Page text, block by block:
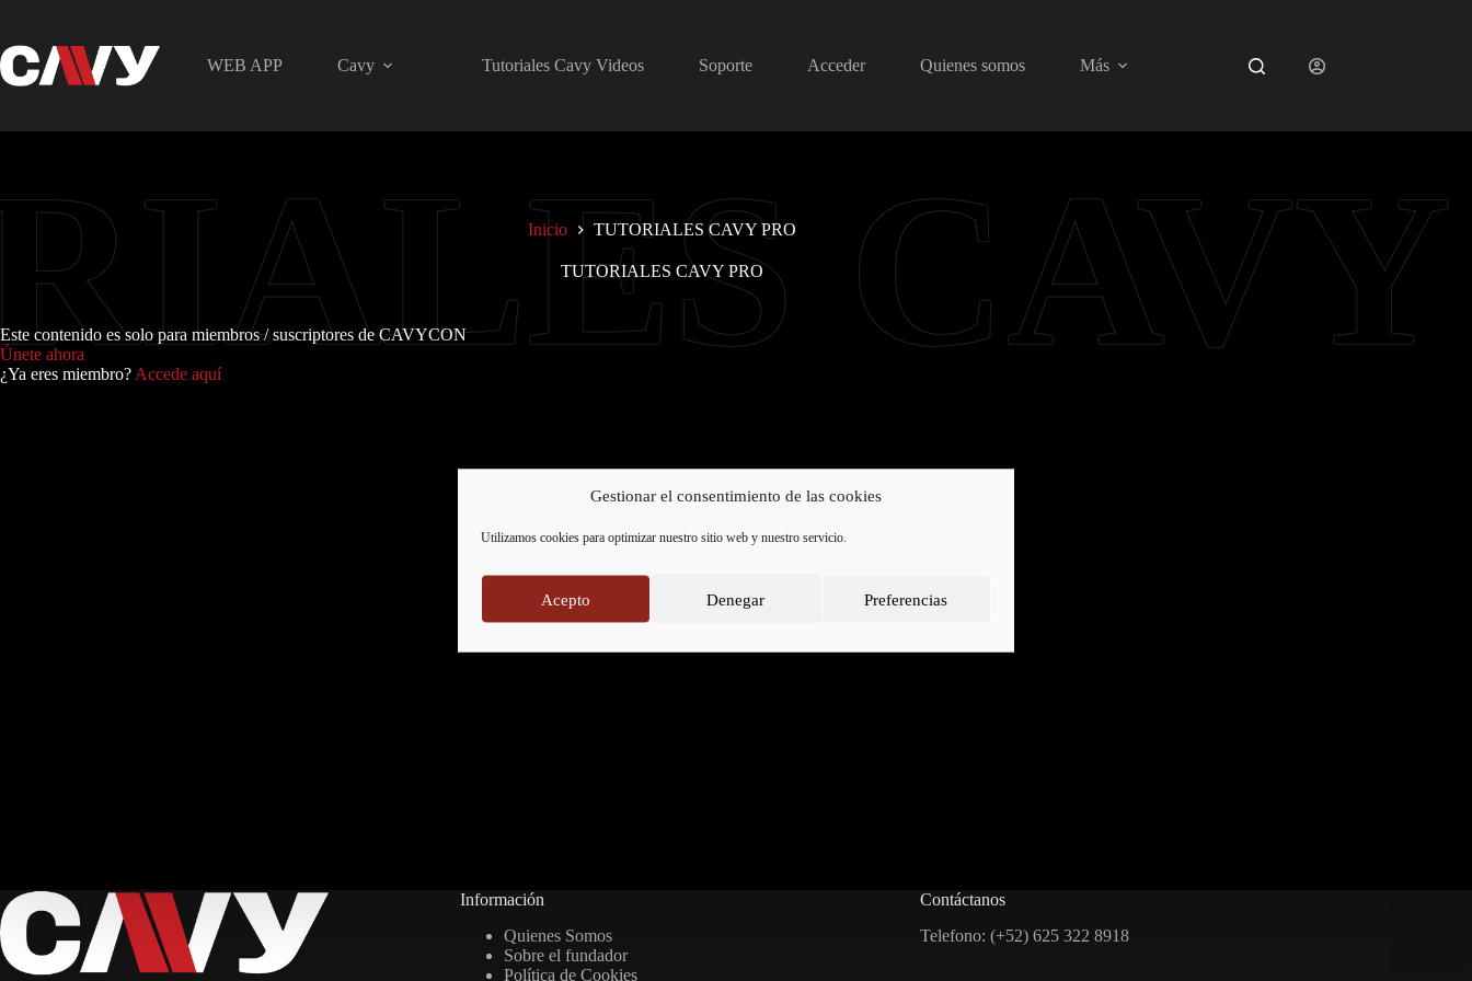
Gestionar el consentimiento de las cookies
Utilizamos cookies para optimizar nuestro sitio web y nuestro servicio.
Acepto Denegar Preferencias
contenido
WEB APP
Cavy Tutoriales Cavy Videos Soporte Acceder Quienes somos Más
Inicio TUTORIALES CAVY PRO
TUTORIALES CAVY PRO
Este contenido es solo para miembros / suscriptores de CAVYCON
Únete ahora
¿Ya eres miembro? Accede aquí
Información
Quienes Somos
Sobre el fundador
Política de Cookies
Contáctanos
Telefono: (+52) 625 322 8918